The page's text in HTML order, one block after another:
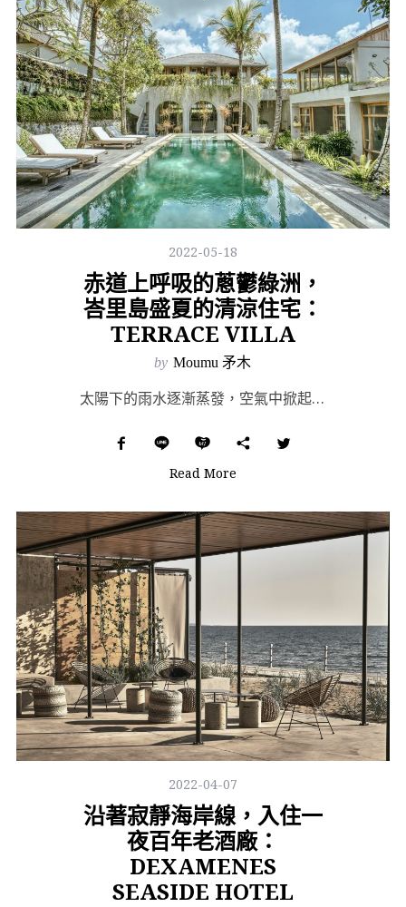
2022-05-18
赤道上呼吸的蔥鬱綠洲，
峇里島盛夏的清涼住宅：
TERRACE VILLA
by Moumu 矛木
太陽下的雨水逐漸蒸發，空氣中掀起陽光與泥草的氣味，那是灌溉與豐盛的象徵，一種獨屬夏天的氣息。峇里島烏...
Read More
2022-04-07
沿著寂靜海岸線，入住一
夜百年老酒廠：
DEXAMENES
SEASIDE HOTEL